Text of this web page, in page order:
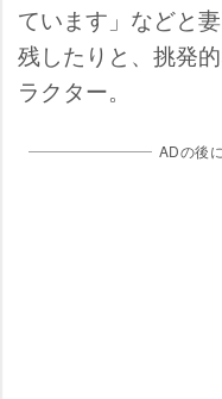
ています」などと
残したりと、挑発
ラクター。
ADの後